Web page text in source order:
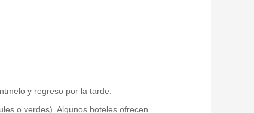
y regreso por la tarde.
o verdes). Algunos hoteles ofrecen